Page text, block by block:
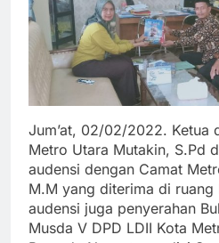
Jum’at, 02/02/2022. Ketua
Metro Utara Mutakin, S.Pd
audensi dengan Camat
M.M yang diterima di ruang
audensi juga penyerahan
Musda V DPD LDII Kota